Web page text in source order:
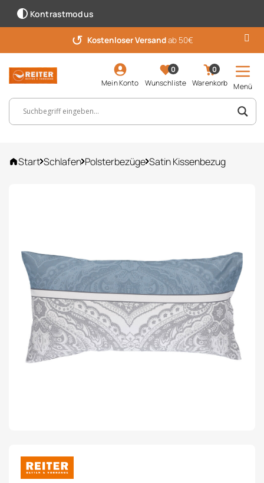
Kontrastmodus
↺ Kostenloser Versandab 50€
Mein Konto
0
Wunschliste
0
Warenkorb
Menü
Suchbegriff, Artikelnummer ...
Start Schlafen Polsterbezüge Satin Kissenbezug